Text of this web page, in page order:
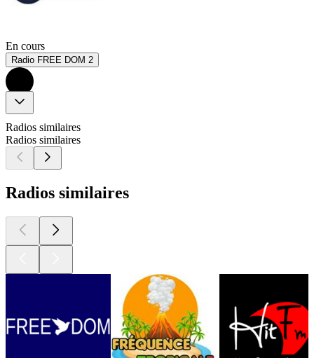
En cours
Radio FREE DOM 2
Radios similaires
Radios similaires
Radios similaires